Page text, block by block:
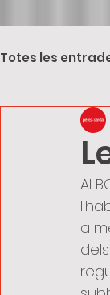
Totes les
Al
a